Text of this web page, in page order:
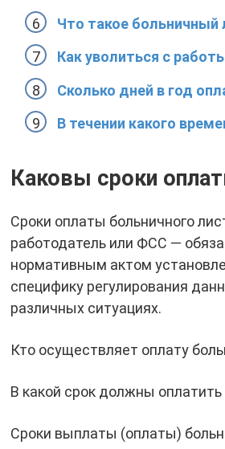
Что такое больничный
Как уволиться с
Сколько дней в год
В течении какого
Каковы сроки
Сроки оплаты больничного
работодатель или ФСС —
нормативным актом
специфику регулирования
различных ситуациях.
Кто осуществляет оплату
В какой срок должны
Сроки выплаты (оплаты)